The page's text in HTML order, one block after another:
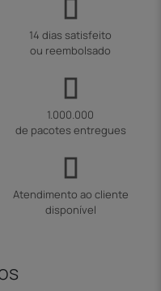
14 dias satisfeito
ou reembolsado
1.000.000
de pacotes entregues
Atendimento ao cliente
disponível